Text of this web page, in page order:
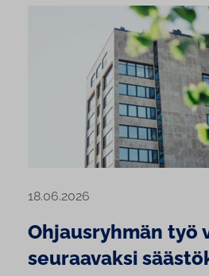
18.06.2026
Ohjausryhmän työ
seuraavaksi